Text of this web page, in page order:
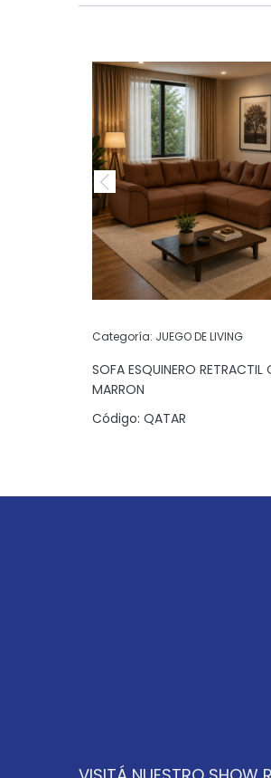
Categoría: JUEGO DE LIVING
SOFA ESQUINERO RETRACTIL
MARRON
Código: QATAR